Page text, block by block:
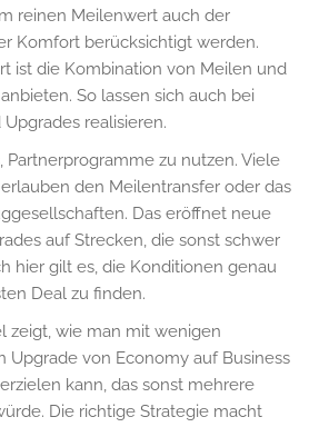
reinen Meilenwert auch der
Komfort berücksichtigt werden.
ist die Kombination von Meilen und
So lassen sich auch bei
realisieren.
Partnerprogramme zu nutzen. Viele
den Meilentransfer oder das
Das eröffnet neue
auf Strecken, die sonst schwer
hier gilt es, die Konditionen genau
Deal zu finden.
zeigt, wie man mit wenigen
Upgrade von Economy auf Business
kann, das sonst mehrere
Die richtige Strategie macht